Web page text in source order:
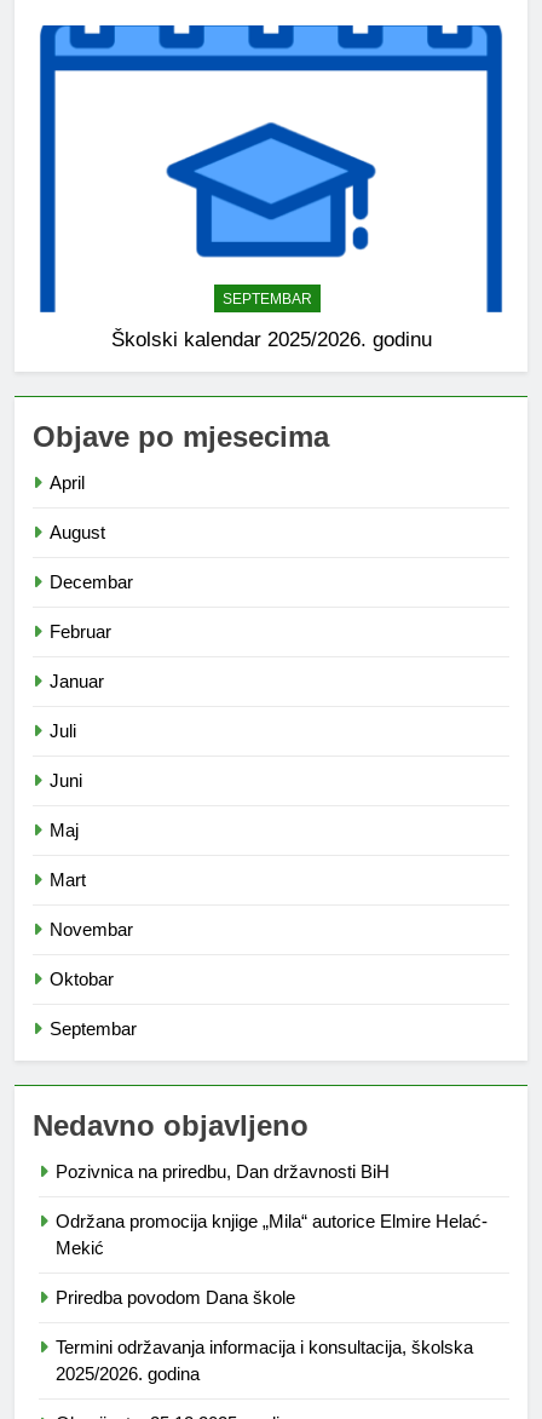
SEPTEMBAR
Školski kalendar 2025/2026. godinu
Objave po mjesecima
April
August
Decembar
Februar
Januar
Juli
Juni
Maj
Mart
Novembar
Oktobar
Septembar
Nedavno objavljeno
Pozivnica na priredbu, Dan državnosti BiH
Održana promocija knjige „Mila“ autorice Elmire Helać-
Mekić
Priredba povodom Dana škole
Termini održavanja informacija i konsultacija, školska
2025/2026. godina